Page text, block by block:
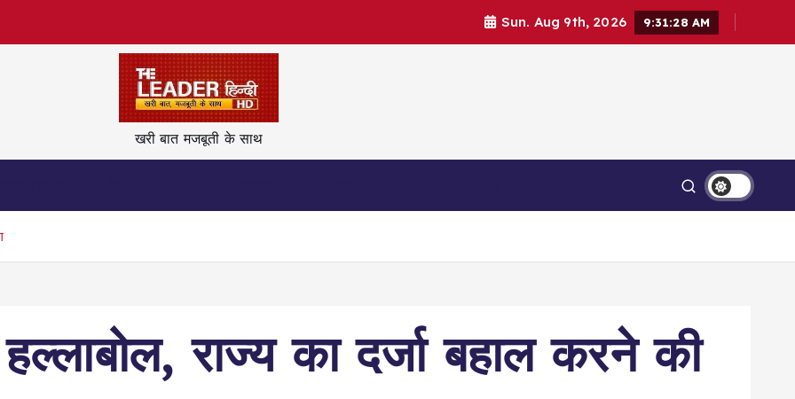
Sun. Aug 9th, 2026 9:31:28 AM
खरी बात मजबूती के साथ
राज्य का दर्जा बहाल करने की